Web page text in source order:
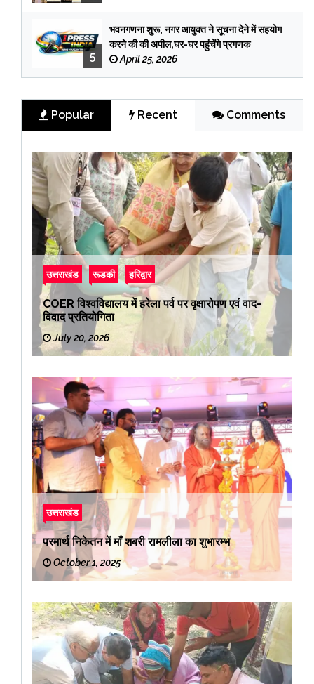
5
भवनगणना शुरू, नगर आयुक्त ने सूचना देने में सहयोग
करने की की अपील,घर-घर पहुंचेंगे प्रगणक
April 25, 2026
Popular Recent Comments
उत्तराखंड रूडकी हरिद्वार
COER विश्वविद्यालय में हरेला पर्व पर वृक्षारोपण एवं वाद-
विवाद प्रतियोगिता
July 20, 2026
उत्तराखंड
परमार्थ निकेतन में माँ शबरी रामलीला का शुभारम्भ
October 1, 2025